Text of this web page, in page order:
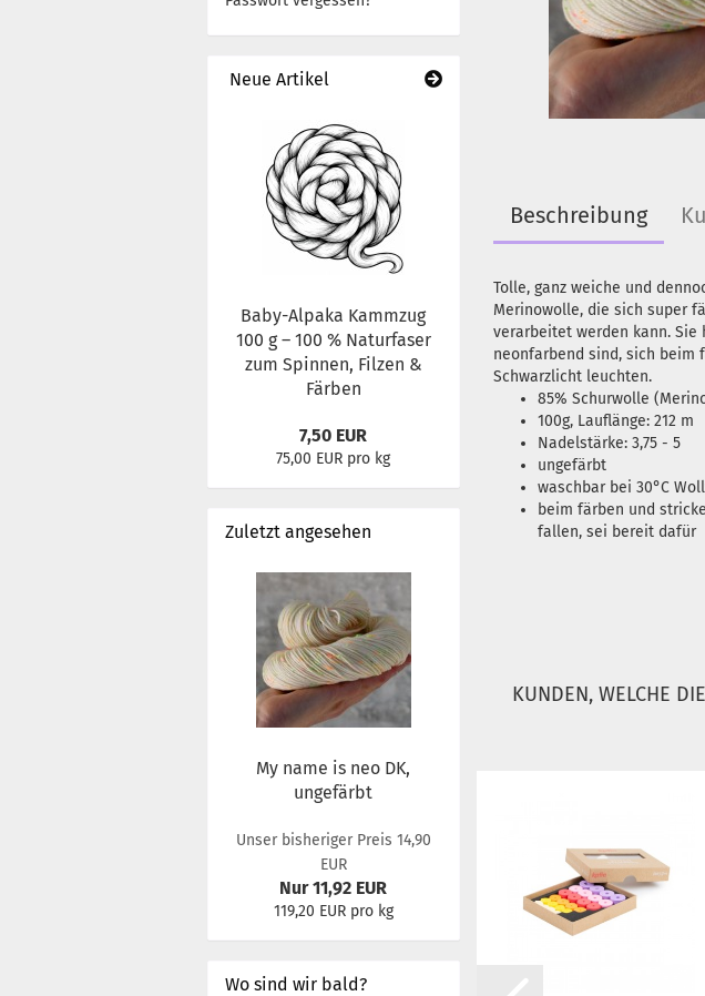
Beschreibung
Tolle, ganz weiche und
Merinowolle, die sich super
verarbeitet werden kann. Sie
neonfarbend sind, sich
Schwarzlicht leuchten.
85% Schurwolle
100g, Lauflänge: 212 m
Nadelstärke: 3,75 - 5
ungefärbt
waschbar bei 30°C
beim färben und
fallen, sei bereit dafür
KUNDEN, WELCHE
Neue Artikel
Baby-Alpaka Kammzug
100 g – 100 % Naturfaser
zum Spinnen, Filzen &
Färben
7,50 EUR
75,00 EUR pro kg
Zuletzt angesehen
My name is neo DK,
ungefärbt
Unser bisheriger Preis 14,90
EUR
Nur 11,92 EUR
119,20 EUR pro kg
Wo sind wir bald?